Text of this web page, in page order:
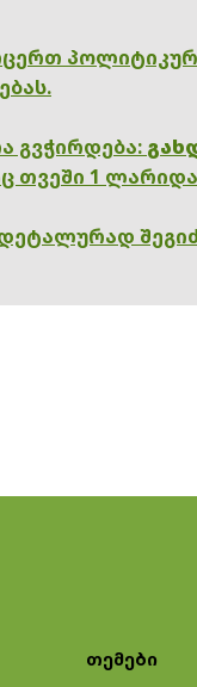
პოლიტიკურ
გვჭირდება:
თვეში 1
თემები